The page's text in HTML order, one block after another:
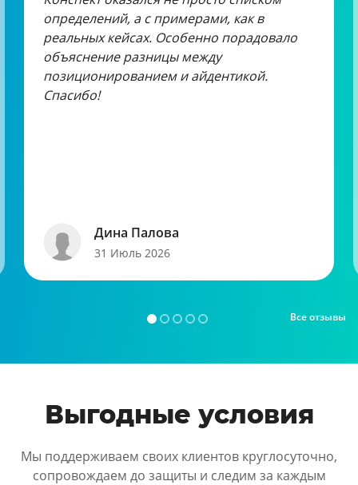
определений, а с примерами, как в
реальных кейсах. Особенно порадовало
объяснение разницы между
позиционированием и айдентикой.
Спасибо!
Дина Палова
31 Июль 2026
Все отзывы
Выгодные условия
Мы поддерживаем своих клиентов круглосуточно,
сопровождаем до защиты и следим за каждым